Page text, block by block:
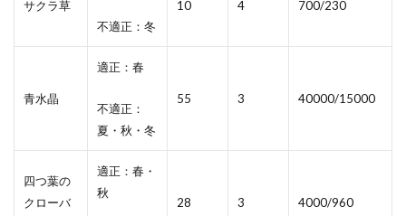
サクラ草
不適正：冬
10 4 700/230
青水晶
適正：春
不適正：
夏・秋・冬
55 3 40000/15000
四つ葉の
クローバ
適正：春・
秋
28 3 4000/960